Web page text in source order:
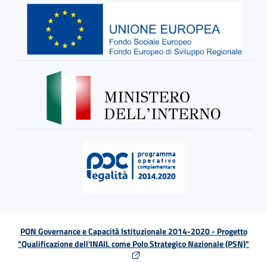
PON Governance e Capacità Istituzionale 2014-2020 - Progetto
"Qualificazione dell'INAIL come Polo Strategico Nazionale (PSN)"